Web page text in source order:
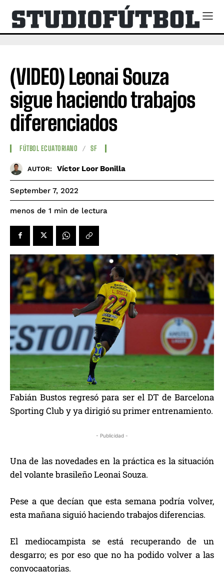
(VIDEO) Leonai Souza
sigue haciendo trabajos
diferenciados
FÚTBOL ECUATORIANO SF
AUTOR: Víctor Loor Bonilla
September 7, 2022
menos de 1 min de lectura
Fabián Bustos regresó para ser el DT de Barcelona
Sporting Club y ya dirigió su primer entrenamiento.
- Publicidad -
Una de las novedades en la práctica es la situación
del volante brasileño Leonai Souza.
Pese a que decían que esta semana podría volver,
esta mañana siguió haciendo trabajos diferencias.
El mediocampista se está recuperando de un
desgarro; es por eso que no ha podido volver a las
convocaatorias.